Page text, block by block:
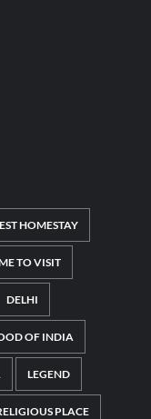
HOMESTAY
TO VISIT
DELHI
OF INDIA
LEGEND
PLACE